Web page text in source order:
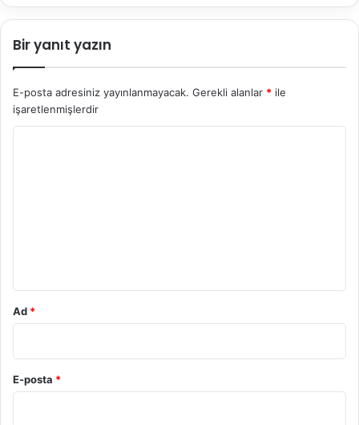
Bir yanıt yazın
E-posta adresiniz yayınlanmayacak. Gerekli alanlar * ile
işaretlenmişlerdir
Ad *
E-posta *